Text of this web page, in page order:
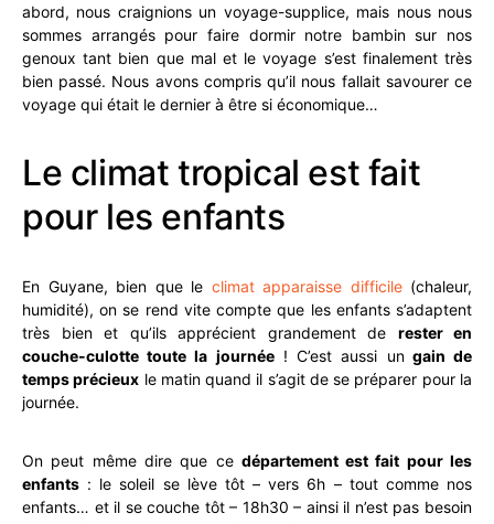
abord, nous craignions un voyage-supplice, mais nous nous
sommes arrangés pour faire dormir notre bambin sur nos
genoux tant bien que mal et le voyage s’est finalement très
bien passé. Nous avons compris qu’il nous fallait savourer ce
voyage qui était le dernier à être si économique…
Le climat tropical est fait
pour les enfants
En Guyane, bien que le climat apparaisse difficile (chaleur,
humidité), on se rend vite compte que les enfants s’adaptent
très bien et qu’ils apprécient grandement de rester en
couche-culotte toute la journée! C’est aussi ungain de
temps précieux le matin quand il s’agit de se préparer pour la
journée.
On peut même dire que ce département est fait pour les
enfants : le soleil se lève tôt – vers 6h – tout comme nos
enfants… et il se couche tôt – 18h30 – ainsi il n’est pas besoin